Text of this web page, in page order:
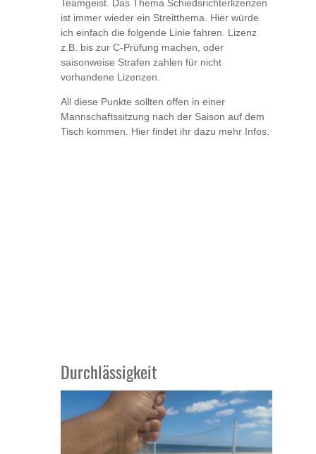
Teamgeist. Das Thema Schiedsrichterlizenzen
ist immer wieder ein Streitthema. Hier würde
ich einfach die folgende Linie fahren. Lizenz
z.B. bis zur C-Prüfung machen, oder
saisonweise Strafen zahlen für nicht
vorhandene Lizenzen.
All diese Punkte sollten offen in einer
Mannschaftssitzung nach der Saison auf dem
Tisch kommen. Hier findet ihr dazu mehr Infos.
Durchlässigkeit